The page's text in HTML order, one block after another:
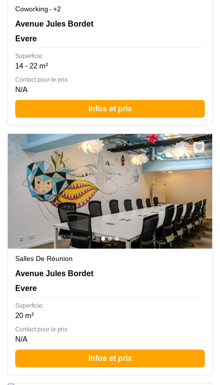
Coworking
+2
Jules Bordetlaan 13, Evere
Avenue Jules Bordet
Evere
Superficie:
14 - 22 m²
Contact pour le prix:
N/A
Infos et prix
Salles De Réunion
Jules Bordetlaan 13, Evere
Avenue Jules Bordet
Evere
Superficie:
20 m²
Contact pour le prix:
N/A
Infos et prix